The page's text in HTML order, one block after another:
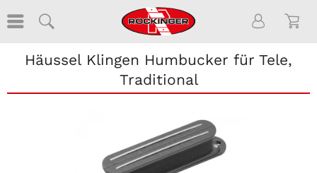
Häussel Klingen Humbucker für Tele,
Traditional